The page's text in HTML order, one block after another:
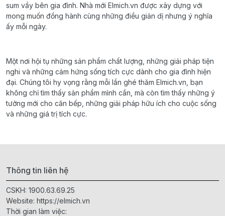
sum vầy bên gia đình. Nhà mới Elmich.vn được xây dựng với
mong muốn đồng hành cùng những điều giản dị nhưng ý nghĩa
ấy mỗi ngày.
Một nơi hội tụ những sản phẩm chất lượng, những giải pháp tiện
nghi và những cảm hứng sống tích cực dành cho gia đình hiện
đại. Chúng tôi hy vọng rằng mỗi lần ghé thăm Elmich.vn, bạn
không chỉ tìm thấy sản phẩm mình cần, mà còn tìm thấy những ý
tưởng mới cho căn bếp, những giải pháp hữu ích cho cuộc sống
và những giá trị tích cực.
Thông tin liên hệ
CSKH: 1900.63.69.25
Website: https://elmich.vn
Thời gian làm việc: